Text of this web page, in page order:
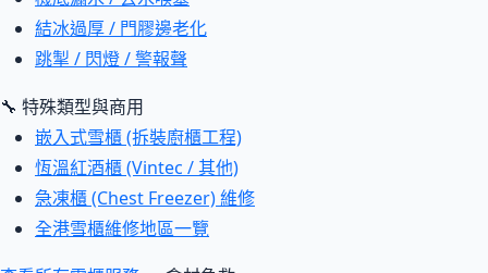
結冰過厚 / 門膠邊老化
跳掣 / 閃燈 / 警報聲
🔧 特殊類型與商用
嵌入式雪櫃 (拆裝廚櫃工程)
恆溫紅酒櫃 (Vintec / 其他)
急凍櫃 (Chest Freezer) 維修
全港雪櫃維修地區一覽